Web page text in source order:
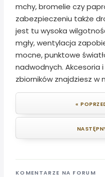
mchy, bromelie czy
zabezpieczeniu także
jest tu wysoka
mgły, wentylacja
mocne, punktowe
nadwodnych. Akcesoria
zbiorników znajdziesz w
«
KOMENTARZE NA FORUM